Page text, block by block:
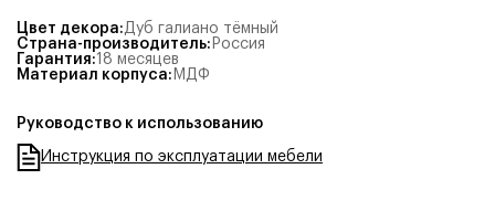
Цвет декора:Дуб галиано тёмный
Страна-производитель: Россия
Гарантия:18 месяцев
Материал корпуса: МДФ
Руководство к использованию
Инструкция по эксплуатации мебели